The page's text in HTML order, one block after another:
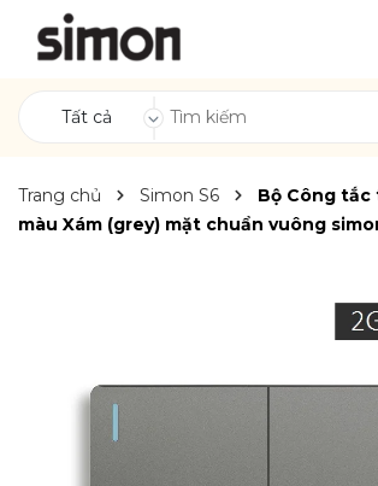
Tất cả
Trang chủ Simon S6
Bộ Công
màu Xám (grey) mặt chuẩn vuông